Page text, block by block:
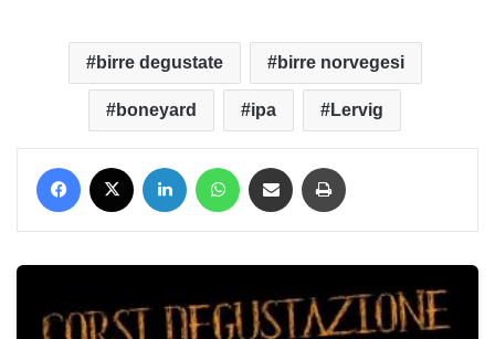
birre degustate birre norvegesi
boneyard ipa Lervig
Facebook LinkedIn WhatsApp Condividi via mail